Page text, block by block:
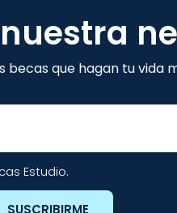
becas que hagan tu vida
Estudio.